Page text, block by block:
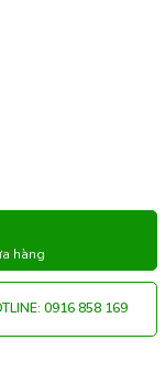
hàng
0916 858 169